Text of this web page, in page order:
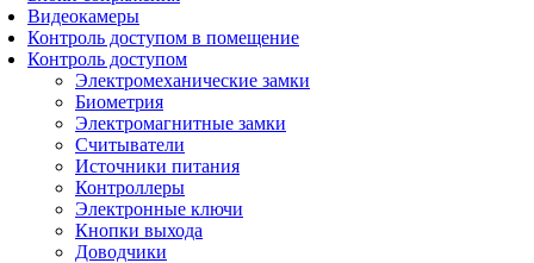
Видеокамеры
Контроль доступом в помещение
Контроль доступом
Электромеханические замки
Биометрия
Электромагнитные замки
Считыватели
Источники питания
Контроллеры
Электронные ключи
Кнопки выхода
Доводчики